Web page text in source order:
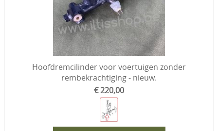
Hoofdremcilinder voor voertuigen zonder
rembekrachtiging - nieuw.
€ 220,00